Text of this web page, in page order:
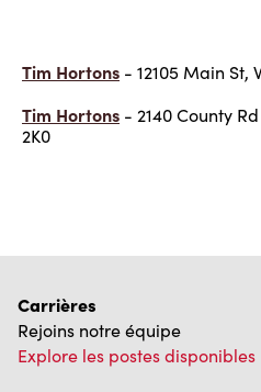
Tim Hortons - 12105 Main St,
Tim Hortons - 2140 County
2K0
Carrières
Rejoins notre équipe
Explore les postes disponibles